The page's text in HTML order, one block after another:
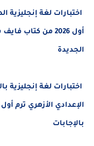
اختبارات لغة إنجليزية
أول 2026 من كتاب
الجديدة
اختبارات لغة إنجليزية
بالإجابات